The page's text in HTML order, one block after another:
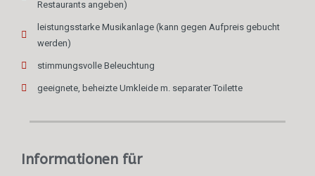
Restaurants angeben)
leistungsstarke Musikanlage (kann gegen Aufpreis gebucht
werden)
stimmungsvolle Beleuchtung
geeignete, beheizte Umkleide m. separater Toilette
Informationen für